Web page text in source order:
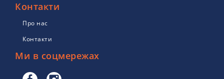
Контакти
Про нас
Контакти
Ми в соцмережах